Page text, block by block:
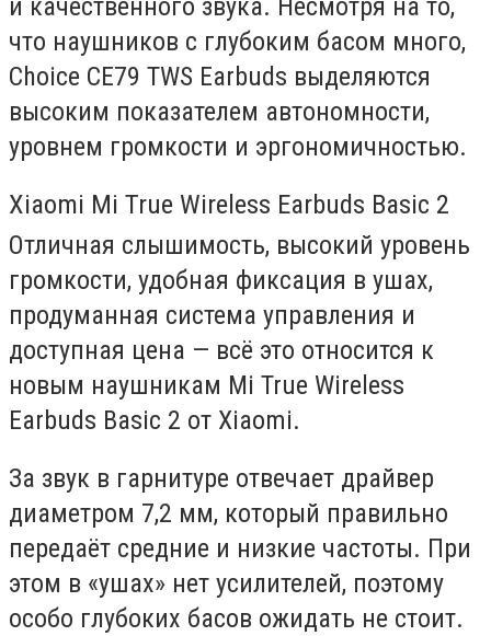
и качественного звука. Несмотря на то,
что наушников с глубоким басом много,
Choice CE79 TWS Earbuds выделяются
высоким показателем автономности,
уровнем громкости и эргономичностью.
Xiaomi Mi True Wireless Earbuds Basic 2
Отличная слышимость, высокий уровень
громкости, удобная фиксация в ушах,
продуманная система управления и
доступная цена — всё это относится к
новым наушникам Mi True Wireless
Earbuds Basic 2 от Xiaomi.
За звук в гарнитуре отвечает драйвер
диаметром 7,2 мм, который правильно
передаёт средние и низкие частоты. При
этом в «ушах» нет усилителей, поэтому
особо глубоких басов ожидать не стоит.